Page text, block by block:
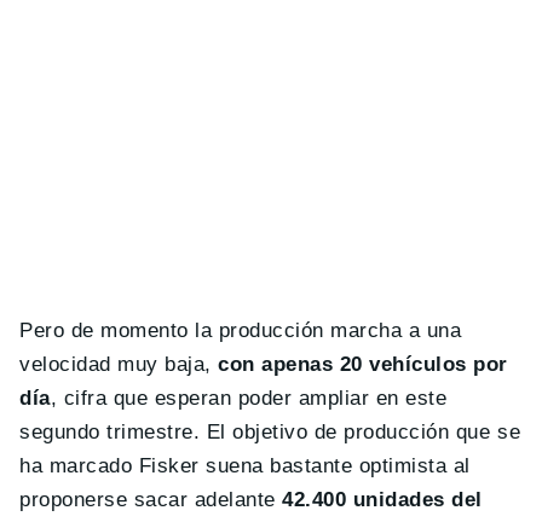
Pero de momento la producción marcha a una
velocidad muy baja,con apenas 20 vehículos por
día, cifra que esperan poder ampliar en este
segundo trimestre. El objetivo de producción que se
ha marcado Fisker suena bastante optimista al
proponerse sacar adelante42.400 unidades del